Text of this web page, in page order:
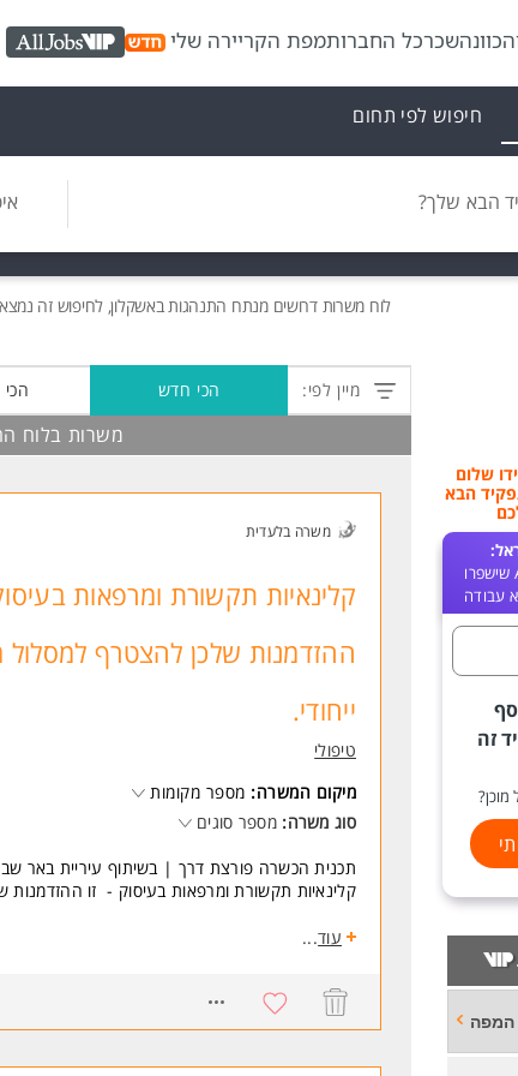
שכרכל החברותמפת הקריירה שלי AllJobs VIP
חיפוש לפי תחום
הבא שלך?
לוח משרותדרושים מנתח התנהגות באשקלון, לחיפוש זה
שלום
הבא
עבודה
זה
המפה
מיין לפי: הכי חדש
משרות בלוח
משרה בלעדית
קלינאיות תקשורת ומרפאות
ההזדמנות שלכן להצטרף למסלול
ייחודי.
טיפולי
מיקום המשרה: מספר מקומות
סוג משרה: מספר סוגים
תכנית הכשרה פורצת דרך | בשיתוף עיריית באר
קלינאיות תקשורת ומרפאות בעיסוק - זו ההזדמנות
אנו משיקים תכנית הכשרה חדשנית בשיתוף כללית -
מה מחכה לכן?
* תכנית הכשרה מקצועית ויוקרתית בהיקף של 40 שעות אקדמאיות במימון מלא
עוד...